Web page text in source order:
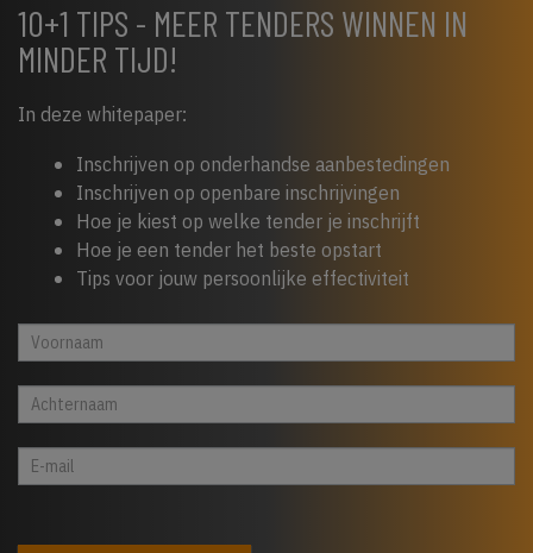
10+1 TIPS - MEER TENDERS WINNEN IN
MINDER TIJD!
In deze whitepaper:
Inschrijven op onderhandse aanbestedingen
Inschrijven op openbare inschrijvingen
Hoe je kiest op welke tender je inschrijft
Hoe je een tender het beste opstart
Tips voor jouw persoonlijke effectiviteit
Whitepaper
cta
footer
Indien
je
een
mens
bent,
laat
veld